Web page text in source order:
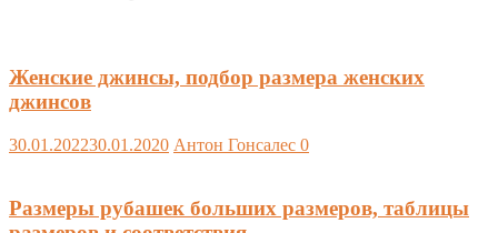
Женские джинсы, подбор размера женских
джинсов
30.01.202230.01.2020 Антон Гонсалес 0
Размеры рубашек больших размеров, таблицы